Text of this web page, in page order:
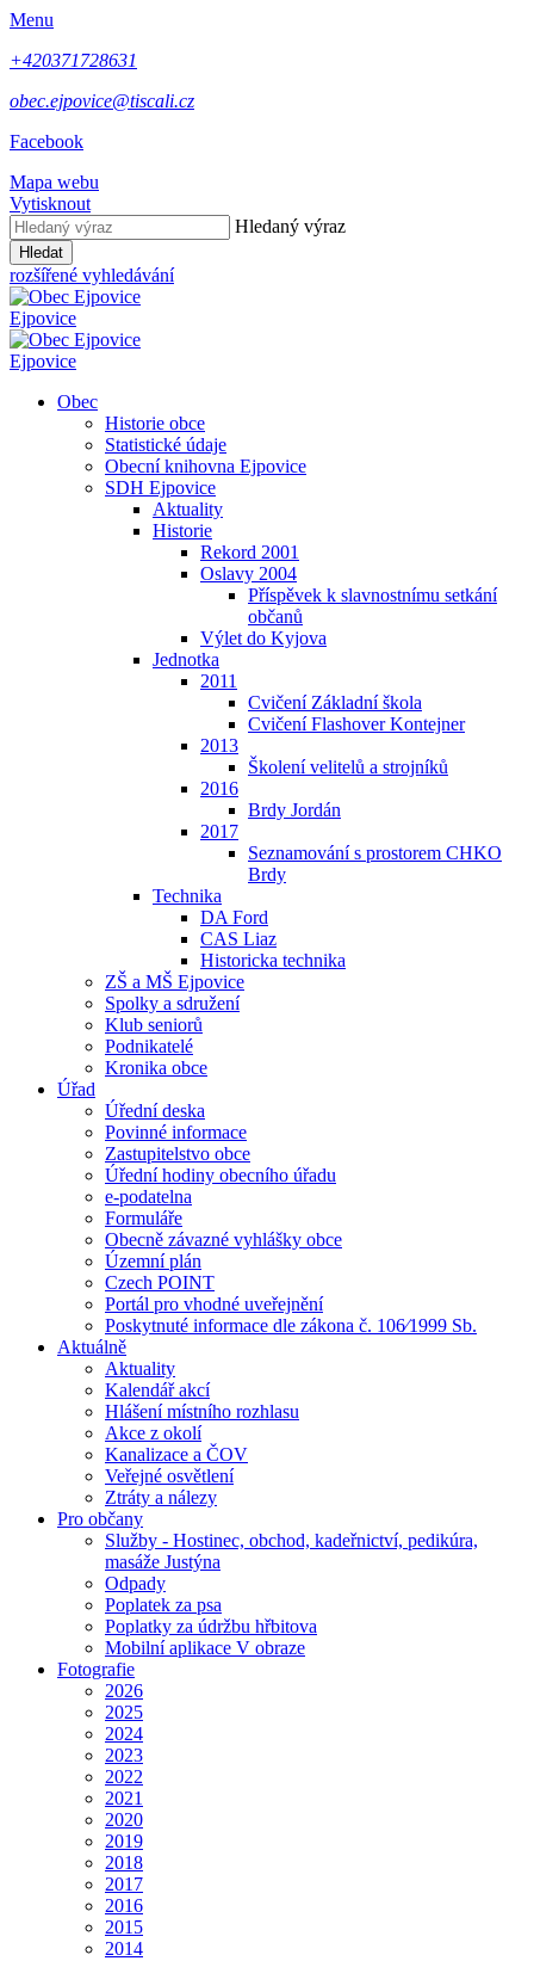
Menu
+420371728631
obec.ejpovice@tiscali.cz
Facebook
Mapa webu
Vytisknout
Hledaný výraz
Hledat
rozšířené vyhledávání
Ejpovice
Ejpovice
Obec
Historie obce
Statistické údaje
Obecní knihovna Ejpovice
SDH Ejpovice
Aktuality
Historie
Rekord 2001
Oslavy 2004
Příspěvek k slavnostnímu setkání
občanů
Výlet do Kyjova
Jednotka
2011
Cvičení Základní škola
Cvičení Flashover Kontejner
2013
Školení velitelů a strojníků
2016
Brdy Jordán
2017
Seznamování s prostorem CHKO
Brdy
Technika
DA Ford
CAS Liaz
Historicka technika
ZŠ a MŠ Ejpovice
Spolky a sdružení
Klub seniorů
Podnikatelé
Kronika obce
Úřad
Úřední deska
Povinné informace
Zastupitelstvo obce
Úřední hodiny obecního úřadu
e-podatelna
Formuláře
Obecně závazné vyhlášky obce
Územní plán
Czech POINT
Portál pro vhodné uveřejnění
Poskytnuté informace dle zákona č. 106⁄1999 Sb.
Aktuálně
Aktuality
Kalendář akcí
Hlášení místního rozhlasu
Akce z okolí
Kanalizace a ČOV
Veřejné osvětlení
Ztráty a nálezy
Pro občany
Služby - Hostinec, obchod, kadeřnictví, pedikúra,
masáže Justýna
Odpady
Poplatek za psa
Poplatky za údržbu hřbitova
Mobilní aplikace V obraze
Fotografie
2026
2025
2024
2023
2022
2021
2020
2019
2018
2017
2016
2015
2014